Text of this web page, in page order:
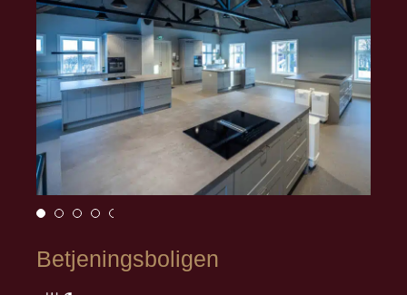
Betjeningsboligen